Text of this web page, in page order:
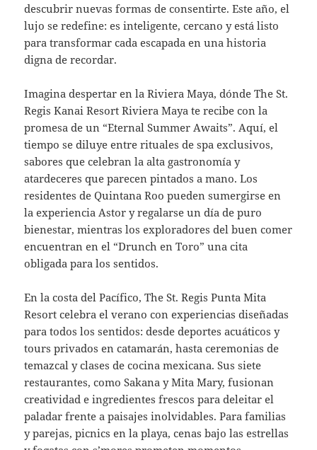
descubrir nuevas formas de consentirte. Este año, el
lujo se redefine: es inteligente, cercano y está listo
para transformar cada escapada en una historia
digna de recordar.
Imagina despertar en la Riviera Maya, dónde The St.
Regis Kanai Resort Riviera Maya te recibe con la
promesa de un “Eternal Summer Awaits”. Aquí, el
tiempo se diluye entre rituales de spa exclusivos,
sabores que celebran la alta gastronomía y
atardeceres que parecen pintados a mano. Los
residentes de Quintana Roo pueden sumergirse en
la experiencia Astor y regalarse un día de puro
bienestar, mientras los exploradores del buen comer
encuentran en el “Drunch en Toro” una cita
obligada para los sentidos.
En la costa del Pacífico, The St. Regis Punta Mita
Resort celebra el verano con experiencias diseñadas
para todos los sentidos: desde deportes acuáticos y
tours privados en catamarán, hasta ceremonias de
temazcal y clases de cocina mexicana. Sus siete
restaurantes, como Sakana y Mita Mary, fusionan
creatividad e ingredientes frescos para deleitar el
paladar frente a paisajes inolvidables. Para familias
y parejas, picnics en la playa, cenas bajo las estrellas